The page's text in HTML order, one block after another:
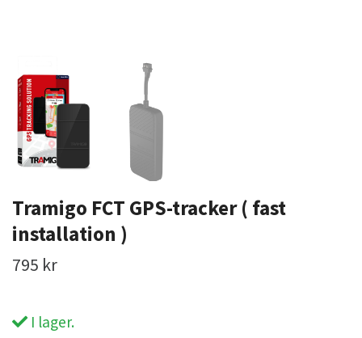
Tramigo FCT GPS-tracker ( fast
installation )
795 kr
I lager.